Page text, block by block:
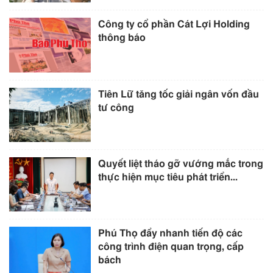
Công ty cổ phần Cát Lợi Holding
thông báo
Tiên Lữ tăng tốc giải ngân vốn đầu
tư công
Quyết liệt tháo gỡ vướng mắc trong
thực hiện mục tiêu phát triển...
Phú Thọ đẩy nhanh tiến độ các
công trình điện quan trọng, cấp
bách